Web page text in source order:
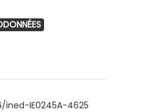
IE0245A-4625